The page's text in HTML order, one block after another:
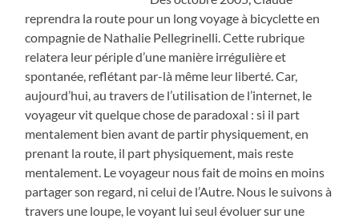
reprendra la route pour un long voyage à bicyclette en
compagnie de Nathalie Pellegrinelli. Cette rubrique
relatera leur périple d’une manière irrégulière et
spontanée, reflétant par-là même leur liberté. Car,
aujourd’hui, au travers de l’utilisation de l’internet, le
voyageur vit quelque chose de paradoxal : si il part
mentalement bien avant de partir physiquement, en
prenant la route, il part physiquement, mais reste
mentalement. Le voyageur nous fait de moins en moins
partager son regard, ni celui de l’Autre. Nous le suivons à
travers une loupe, le voyant lui seul évoluer sur une